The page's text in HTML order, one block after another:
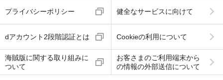
プライバシーポリシー 健全なサービスに向けて
dアカウント2段階認証とは Cookieの利用について
海賊版に関する取り組みに
ついて
お客さまのご利用端末から
の情報の外部送信について